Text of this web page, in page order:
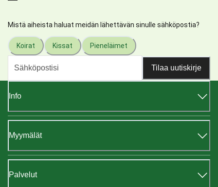
Mistä aiheista haluat meidän lähettävän sinulle sähköpostia?
Koirat Kissat Pieneläimet
Tilaa uutiskirje
Info
Myymälät
Palvelut